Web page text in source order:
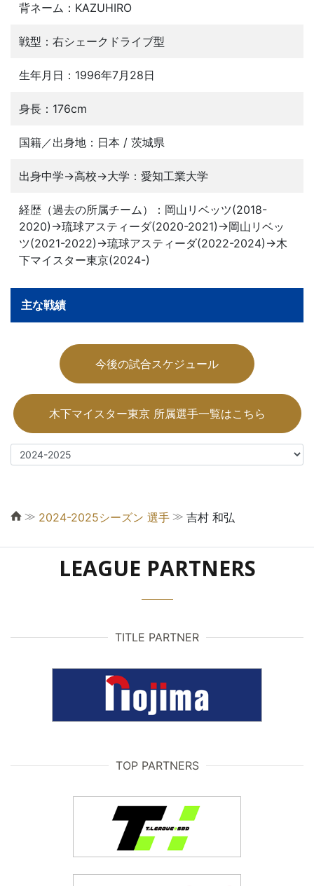
背ネーム：KAZUHIRO
戦型：右シェークドライブ型
生年月日：1996年7月28日
身長：176cm
国籍／出身地：日本 / 茨城県
出身中学→高校→大学：愛知工業大学
経歴（過去の所属チーム）：岡山リベッツ(2018-
2020)→琉球アスティーダ(2020-2021)→岡山リベッ
ツ(2021-2022)→琉球アスティーダ(2022-2024)→木
下マイスター東京(2024-)
主な戦績
今後の試合スケジュール
木下マイスター東京 所属選手一覧はこちら
≫ 2024-2025シーズン 選手 ≫ 吉村 和弘
LEAGUE PARTNERS
TITLE PARTNER
TOP PARTNERS